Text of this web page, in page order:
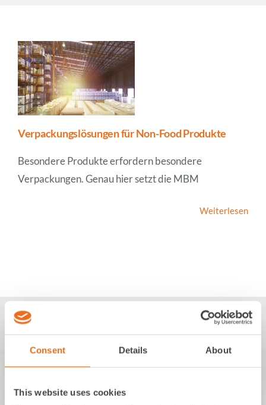
Consent Details About
This website uses cookies
Verpackungslösungen für Non-Food Produkte
Besondere Produkte erfordern besondere
Verpackungen. Genau hier setzt die MBM
Weiterlesen